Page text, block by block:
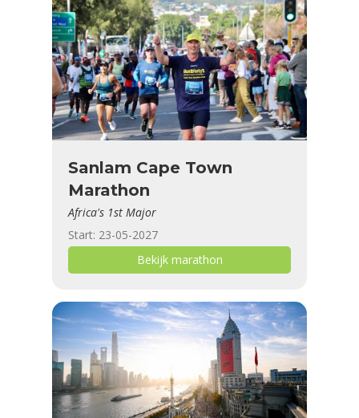
Sanlam Cape Town
Marathon
Africa's 1st Major
Start: 23-05-2027
Bekijk marathon